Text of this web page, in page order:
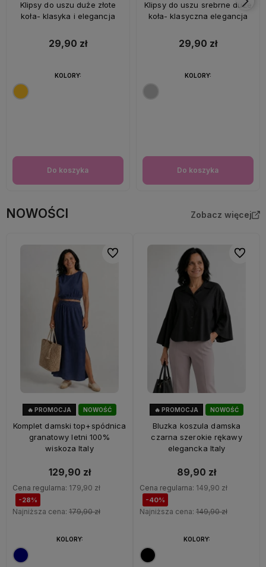
Klipsy do uszu duże złote
koła- klasyka i elegancja
29,90 zł
Do koszyka
KOLORY:
Klipsy do uszu srebrne duże
koła- klasyczna elegancja
29,90 zł
Do koszyka
KOLORY:
NOWOŚCI Zobacz więcej
NOWOŚĆ
🔥 PROMOCJA
Komplet damski top+spódnica
granatowy letni 100%
wiskoza Italy
129,90 zł
Cena regularna: 179,90 zł
-28%
Najniższa cena: 179,90 zł
KOLORY:
Do ulubionych
NOWOŚĆ
🔥 PROMOCJA
Bluzka koszula damska
czarna szerokie rękawy
elegancka Italy
89,90 zł
Cena regularna: 149,90 zł
-40%
Najniższa cena: 149,90 zł
KOLORY:
Do